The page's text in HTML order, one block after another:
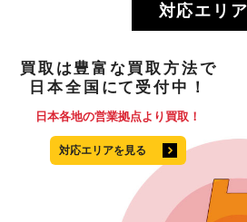
対応エリア
買取 は豊富な買取方法で
日本全国 にて 受付中！
日本各地の営業拠点より買取！
対応エリアを見る